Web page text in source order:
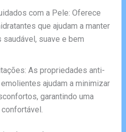
com a Pele: Oferece
que ajudam a manter
suave e bem
As propriedades anti-
ajudam a minimizar
garantindo uma